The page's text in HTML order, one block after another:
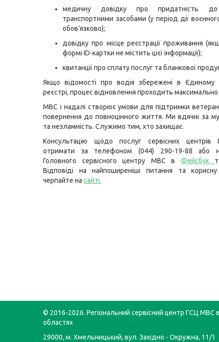
медичну довідку про придатність до
транспортними засобами (у період дії
обов’язково);
довідку про місце реєстрації проживання
формі ID-картки не містить цієї інформації);
квитанції про сплату послуг та бланкової
Якщо відомості про водія збережені в Єдиному
реєстрі, процес відновлення проходить
МВС і надалі створює умови для підтримки
повернення до повноцінного життя. Ми вдячні за
та незламність. Служимо тим, хто захищає.
Консультацію щодо послуг сервісних
отримати за телефоном (044) 290-19-88 або
Головного сервісного центру МВС в Фейсбук
Відповіді на найпоширеніші питання та
черпайте на сайті.
© 2016-2026. Регіональний сервісний центр ГСЦ МВС
областях
29000, м. Хмельницький, вул. Західно - Окружна, 11/1